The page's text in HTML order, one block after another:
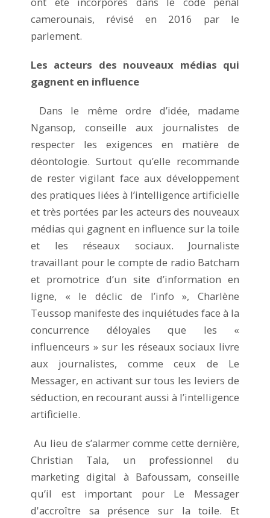
camerounais, révisé en 2016 par le
parlement.
Les acteurs des nouveaux médias qui
gagnent en influence
Dans le même ordre d’idée, madame
Ngansop, conseille aux journalistes de
respecter les exigences en matière de
déontologie. Surtout qu’elle recommande
de rester vigilant face aux développement
des pratiques liées à l’intelligence artificielle
et très portées par les acteurs des nouveaux
médias qui gagnent en influence sur la toile
et les réseaux sociaux. Journaliste
travaillant pour le compte de radio Batcham
et promotrice d’un site d’information en
ligne, « le déclic de l’info », Charlène
Teussop manifeste des inquiétudes face à la
concurrence déloyales que les «
influenceurs » sur les réseaux sociaux livre
aux journalistes, comme ceux de Le
Messager, en activant sur tous les leviers de
séduction, en recourant aussi à l’intelligence
artificielle.
Au lieu de s’alarmer comme cette dernière,
Christian Tala, un professionnel du
marketing digital à Bafoussam, conseille
qu’il est important pour Le Messager
d'accroître sa présence sur la toile. Et